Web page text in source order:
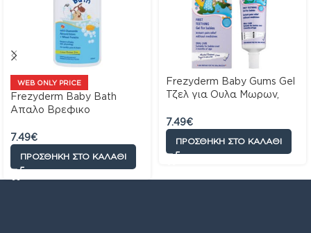
WEB ONLY PRICE
Frezyderm Baby Bath
Απαλο Βρεφικο
7.49€
ΠΡΟΣΘΉΚΗ ΣΤΟ ΚΑΛΆΘΙ
Frezyderm Baby Gums Gel
Τζελ για Ουλα Μωρων,
7.49€
ΠΡΟΣΘΉΚΗ ΣΤΟ ΚΑΛΆΘΙ